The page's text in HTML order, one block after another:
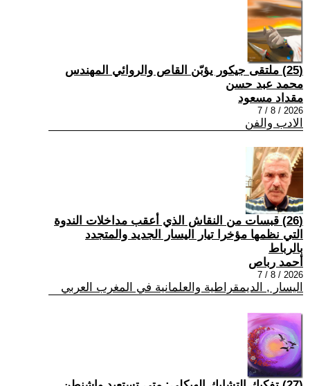
(25) ملتقى جيكور يؤبّن القاص والروائي المهندس
محمد عبد حسن
مقداد مسعود
2026 / 8 / 7
الادب والفن
(26) قبسات من النقاش الذي أعقب مداخلات الندوة
التي نظمها مؤخرا تيار اليسار الجديد والمتجدد
بالرباط
أحمد رباص
2026 / 8 / 7
اليسار , الديمقراطية والعلمانية في المغرب العربي